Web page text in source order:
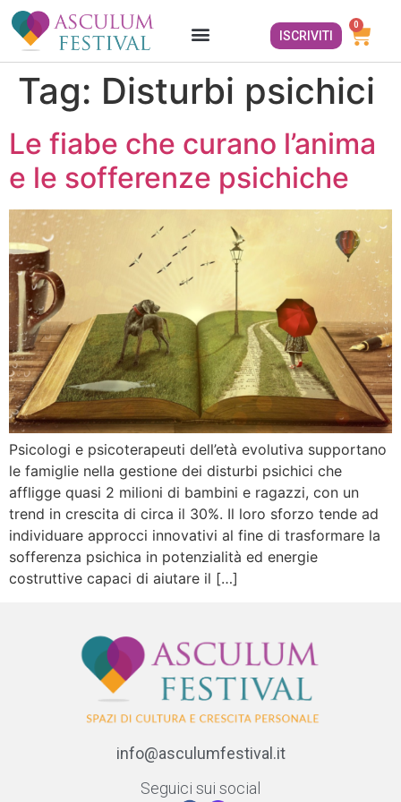
ISCRIVITI
0
Tag: Disturbi psichici
Le fiabe che curano l’anima
e le sofferenze psichiche
Psicologi e psicoterapeuti dell’età evolutiva supportano
le famiglie nella gestione dei disturbi psichici che
affligge quasi 2 milioni di bambini e ragazzi, con un
trend in crescita di circa il 30%. Il loro sforzo tende ad
individuare approcci innovativi al fine di trasformare la
sofferenza psichica in potenzialità ed energie
costruttive capaci di aiutare il […]
info@asculumfestival.it
Seguici sui social